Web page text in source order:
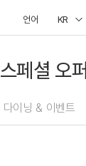
언어 KR
스페셜 오퍼
다이닝 & 이벤트